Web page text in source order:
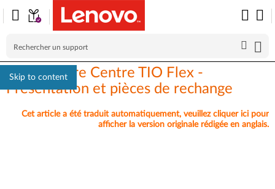
Skip to content
ThinkCentre Centre TIO Flex -
Présentation et pièces de rechange
Cet article a été traduit automatiquement, veuillez cliquer ici pour
afficher la version originale rédigée en anglais.